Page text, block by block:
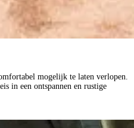
mogelijk te laten verlopen.
in een ontspannen en rustige